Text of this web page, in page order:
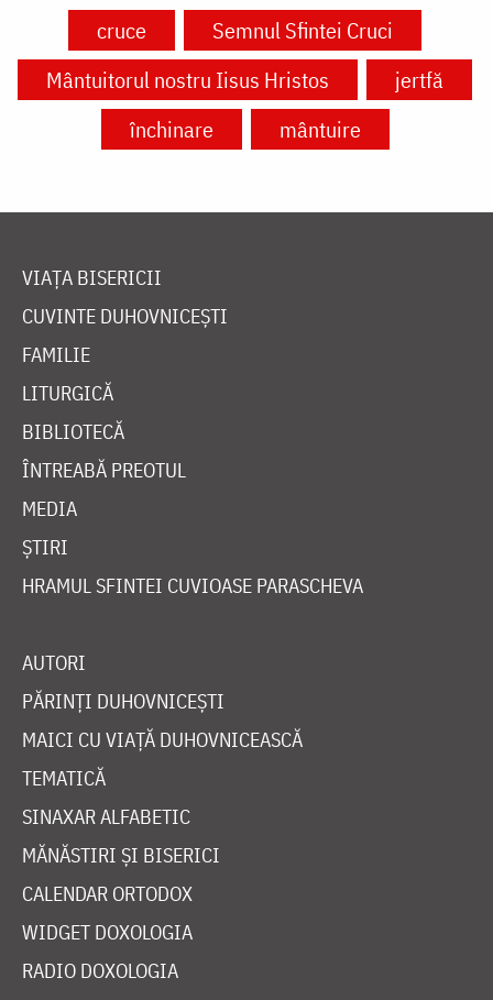
cruce
Semnul Sfintei Cruci
Mântuitorul nostru Iisus Hristos
jertfă
închinare
mântuire
VIAȚA BISERICII
CUVINTE DUHOVNICEȘTI
FAMILIE
LITURGICĂ
BIBLIOTECĂ
ÎNTREABĂ PREOTUL
MEDIA
ȘTIRI
HRAMUL SFINTEI CUVIOASE PARASCHEVA
AUTORI
PĂRINȚI DUHOVNICEȘTI
MAICI CU VIAȚĂ DUHOVNICEASCĂ
TEMATICĂ
SINAXAR ALFABETIC
MĂNĂSTIRI ȘI BISERICI
CALENDAR ORTODOX
WIDGET DOXOLOGIA
RADIO DOXOLOGIA